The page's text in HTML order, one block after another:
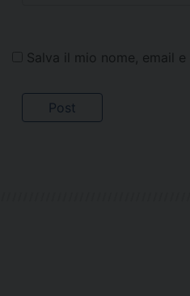
Salva il mio nome, email